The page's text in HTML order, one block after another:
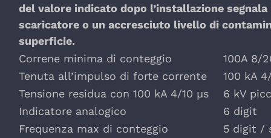
del valore indicato dopo l’installazione
scaricatore o un accresciuto livello di
superficie.
Correne minima di conteggio
100A 8/
Tenuta all’impulso di forte corrente
100 kA
Tensione residua con 100 kA 4/10 µs
6 kV
Indicatore analogico
6 digit
Frequenza max di conteggio
5 digit /